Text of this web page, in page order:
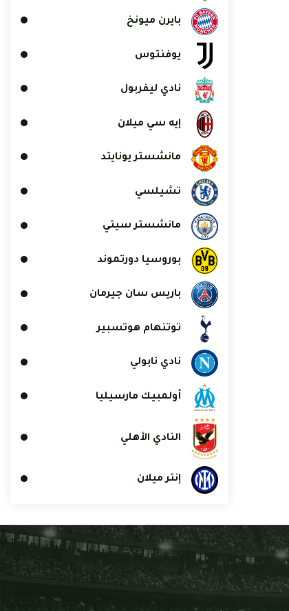
بايرن ميونخ
يوفنتوس
نادي ليفربول
إيه سي ميلان
مانشستر يونايتد
تشيلسي
مانشستر سيتي
بوروسيا دورتموند
باريس سان جيرمان
توتنهام هوتسبير
نادي نابولي
أولمبيك مارسيليا
النادي الأهلي
إنتر ميلان